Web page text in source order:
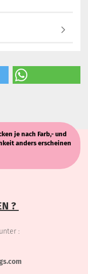
je nach Farb,- und
anders erscheinen
?
: